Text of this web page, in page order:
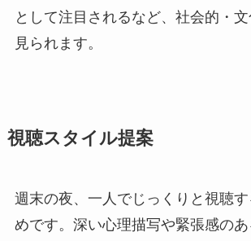
として注目されるなど、社会的・
見られます。
視聴スタイル提案
週末の夜、一人でじっくりと視聴
めです。深い心理描写や緊張感の